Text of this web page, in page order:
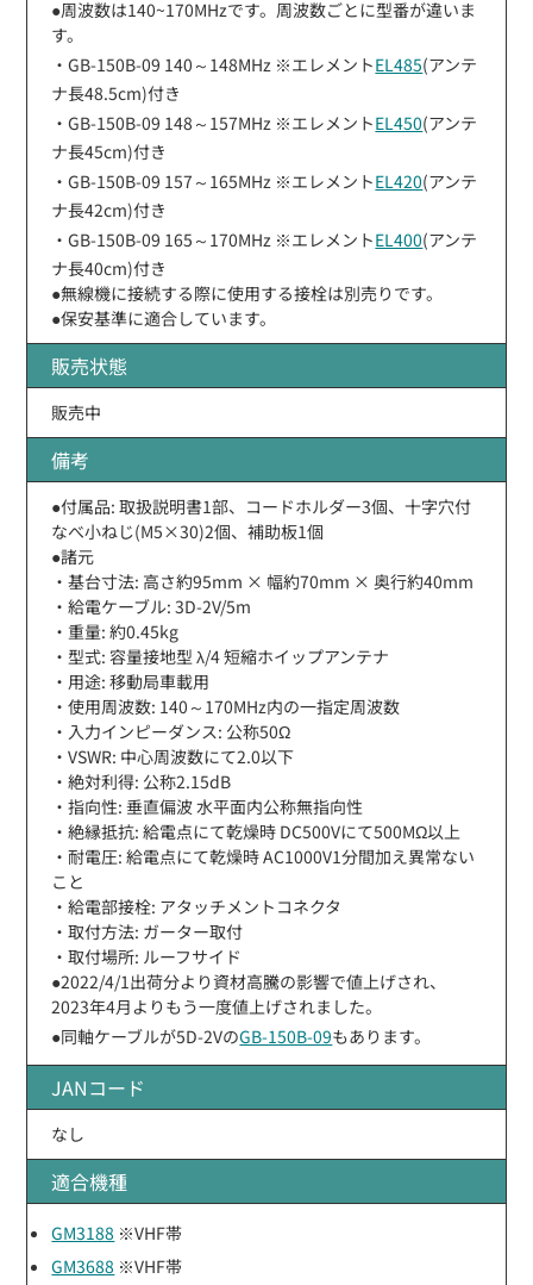
●周波数は140~170MHzです。周波数ごとに型番が違いま
す。
・GB-150B-09 140～148MHz ※エレメントEL485(アンテ
ナ長48.5cm)付き
・GB-150B-09 148～157MHz ※エレメントEL450(アンテ
ナ長45cm)付き
・GB-150B-09 157～165MHz ※エレメントEL420(アンテ
ナ長42cm)付き
・GB-150B-09 165～170MHz ※エレメントEL400(アンテ
ナ長40cm)付き
●無線機に接続する際に使用する接栓は別売りです。
●保安基準に適合しています。
販売状態
販売中
備考
●付属品: 取扱説明書1部、コードホルダー3個、十字穴付
なべ小ねじ(M5×30)2個、補助板1個
●諸元
・基台寸法: 高さ約95mm × 幅約70mm × 奥行約40mm
・給電ケーブル: 3D-2V/5m
・重量: 約0.45kg
・型式: 容量接地型 λ/4 短縮ホイップアンテナ
・用途: 移動局車載用
・使用周波数: 140～170MHz内の一指定周波数
・入力インピーダンス: 公称50Ω
・VSWR: 中心周波数にて2.0以下
・絶対利得: 公称2.15dB
・指向性: 垂直偏波 水平面内公称無指向性
・絶縁抵抗: 給電点にて乾燥時 DC500Vにて500MΩ以上
・耐電圧: 給電点にて乾燥時 AC1000V1分間加え異常ない
こと
・給電部接栓: アタッチメントコネクタ
・取付方法: ガーター取付
・取付場所: ルーフサイド
●2022/4/1出荷分より資材高騰の影響で値上げされ、
2023年4月よりもう一度値上げされました。
●同軸ケーブルが5D-2VのGB-150B-09もあります。
JANコード
なし
適合機種
GM3188 ※VHF帯
GM3688 ※VHF帯